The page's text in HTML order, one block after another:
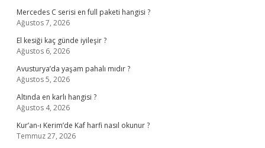
Mercedes C serisi en full paketi hangisi ?
Ağustos 7, 2026
El kesiği kaç günde iyileşir ?
Ağustos 6, 2026
Avusturya’da yaşam pahalı mıdır ?
Ağustos 5, 2026
Altında en karlı hangisi ?
Ağustos 4, 2026
Kur’an-ı Kerim’de Kaf harfi nasıl okunur ?
Temmuz 27, 2026